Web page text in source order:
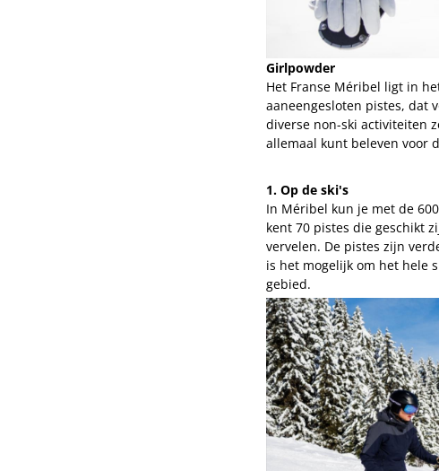
Girlpowder
Het Franse Méribel ligt in
aaneengesloten pistes, dat
diverse non-ski activiteiten
allemaal kunt beleven voor
1. Op de ski's
In Méribel kun je met de
kent 70 pistes die geschikt
vervelen. De pistes zijn
is het mogelijk om het hele
gebied.